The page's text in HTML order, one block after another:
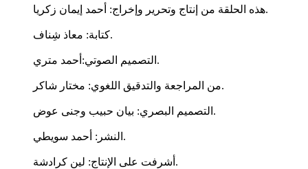
هذه الحلقة من إنتاج وتحرير وإخراج: أحمد إيمان زكريا.
كتابة: معاذ شِناف.
التصميم الصوتي:أحمد متري.
من المراجعة والتدقيق اللغوي: مختار شاكر.
التصميم البصري: بيان حبيب وجنى عوض.
النشر: أحمد سويطي.
أشرفت على الإنتاج: لين كرادشة.